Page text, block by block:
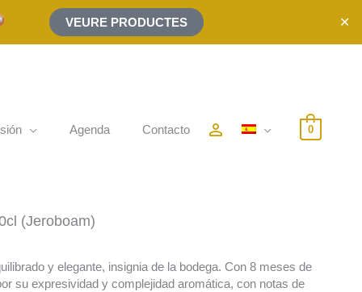
VEURE PRODUCTES ✕
Agenda Contacto person_outline 0
(Jeroboam)
y elegante, insignia de la bodega. Con 8 meses de
su expresividad y complejidad aromática, con notas de